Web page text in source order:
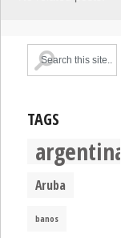
TAGS
argentina
Aruba
banos